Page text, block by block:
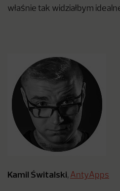
właśnie tak widziałbym
Kamil Świtalski, AntyApps